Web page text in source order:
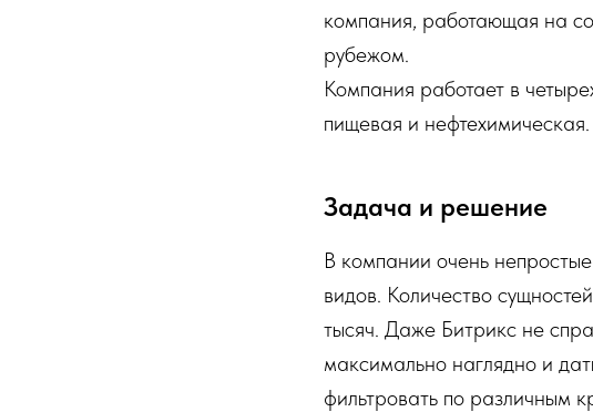
компания, работающая на
рубежом.
Компания работает в
пищевая и нефтехимическая.
Задача и решение
В компании очень
видов. Количество
тысяч. Даже Битрикс не
максимально наглядно и
фильтровать по различным